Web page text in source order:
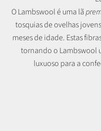
O Lambswool é uma lã
tosquias de ovelhas
meses de idade. Estas
tornando o Lambswool
luxuoso para a